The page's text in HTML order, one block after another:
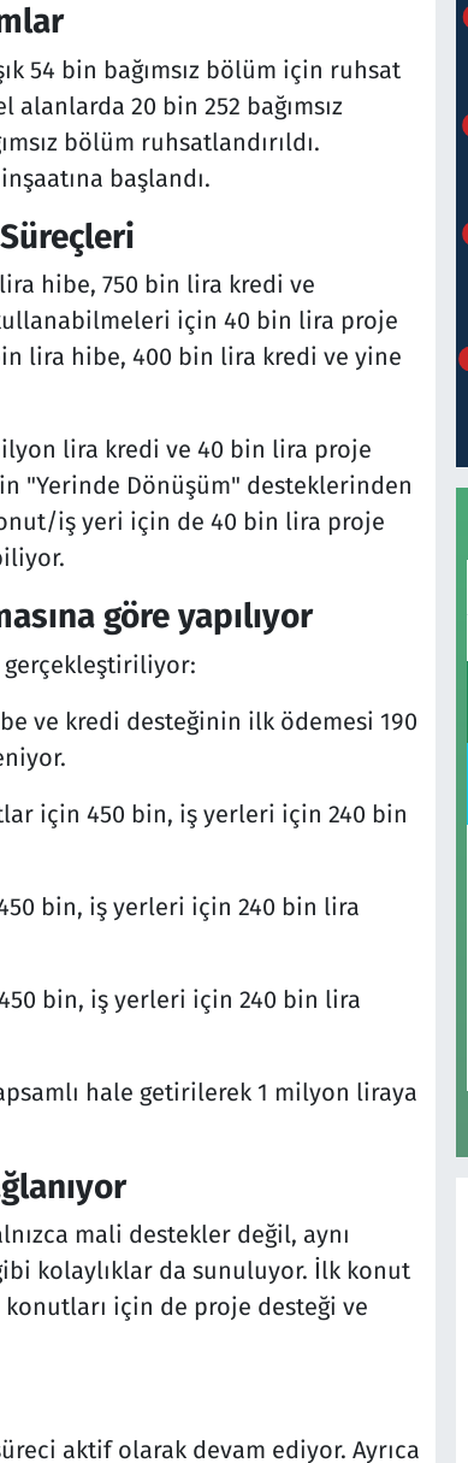
54 bin bağımsız bölüm için ruhsat
20 bin 252 bağımsız
bölüm ruhsatlandırıldı.
başlandı.
hibe, 750 bin lira kredi ve
için 40 bin lira proje
lira hibe, 400 bin lira kredi ve yine
lira kredi ve 40 bin lira proje
"Yerinde Dönüşüm" desteklerinden
iş yeri için de 40 bin lira proje
göre yapılıyor
gerçekleştiriliyor:
ve kredi desteğinin ilk ödemesi 190
için 450 bin, iş yerleri için 240 bin
bin, iş yerleri için 240 bin lira
bin, iş yerleri için 240 bin lira
hale getirilerek 1 milyon liraya
mali destekler değil, aynı
kolaylıklar da sunuluyor. İlk konut
için de proje desteği ve
aktif olarak devam ediyor. Ayrıca